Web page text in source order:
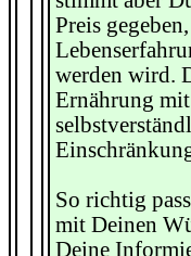
Preis
werden wird.
Ernährung
So richtig
mit Deinen
Deine